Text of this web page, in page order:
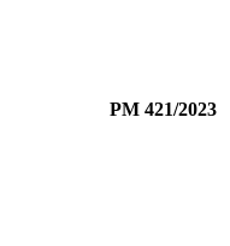
PM 421/2023